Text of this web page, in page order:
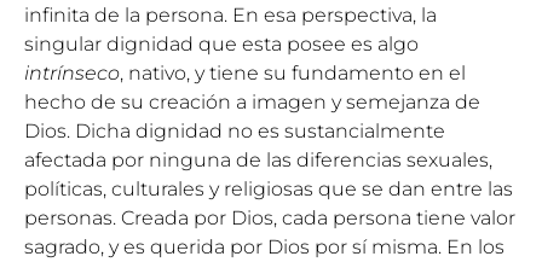
infinita de la persona. En esa perspectiva, la
singular dignidad que esta posee es algo
intrínseco, nativo, y tiene su fundamento en el
hecho de su creación a imagen y semejanza de
Dios. Dicha dignidad no es sustancialmente
afectada por ninguna de las diferencias sexuales,
políticas, culturales y religiosas que se dan entre las
personas. Creada por Dios, cada persona tiene valor
sagrado, y es querida por Dios por sí misma. En los